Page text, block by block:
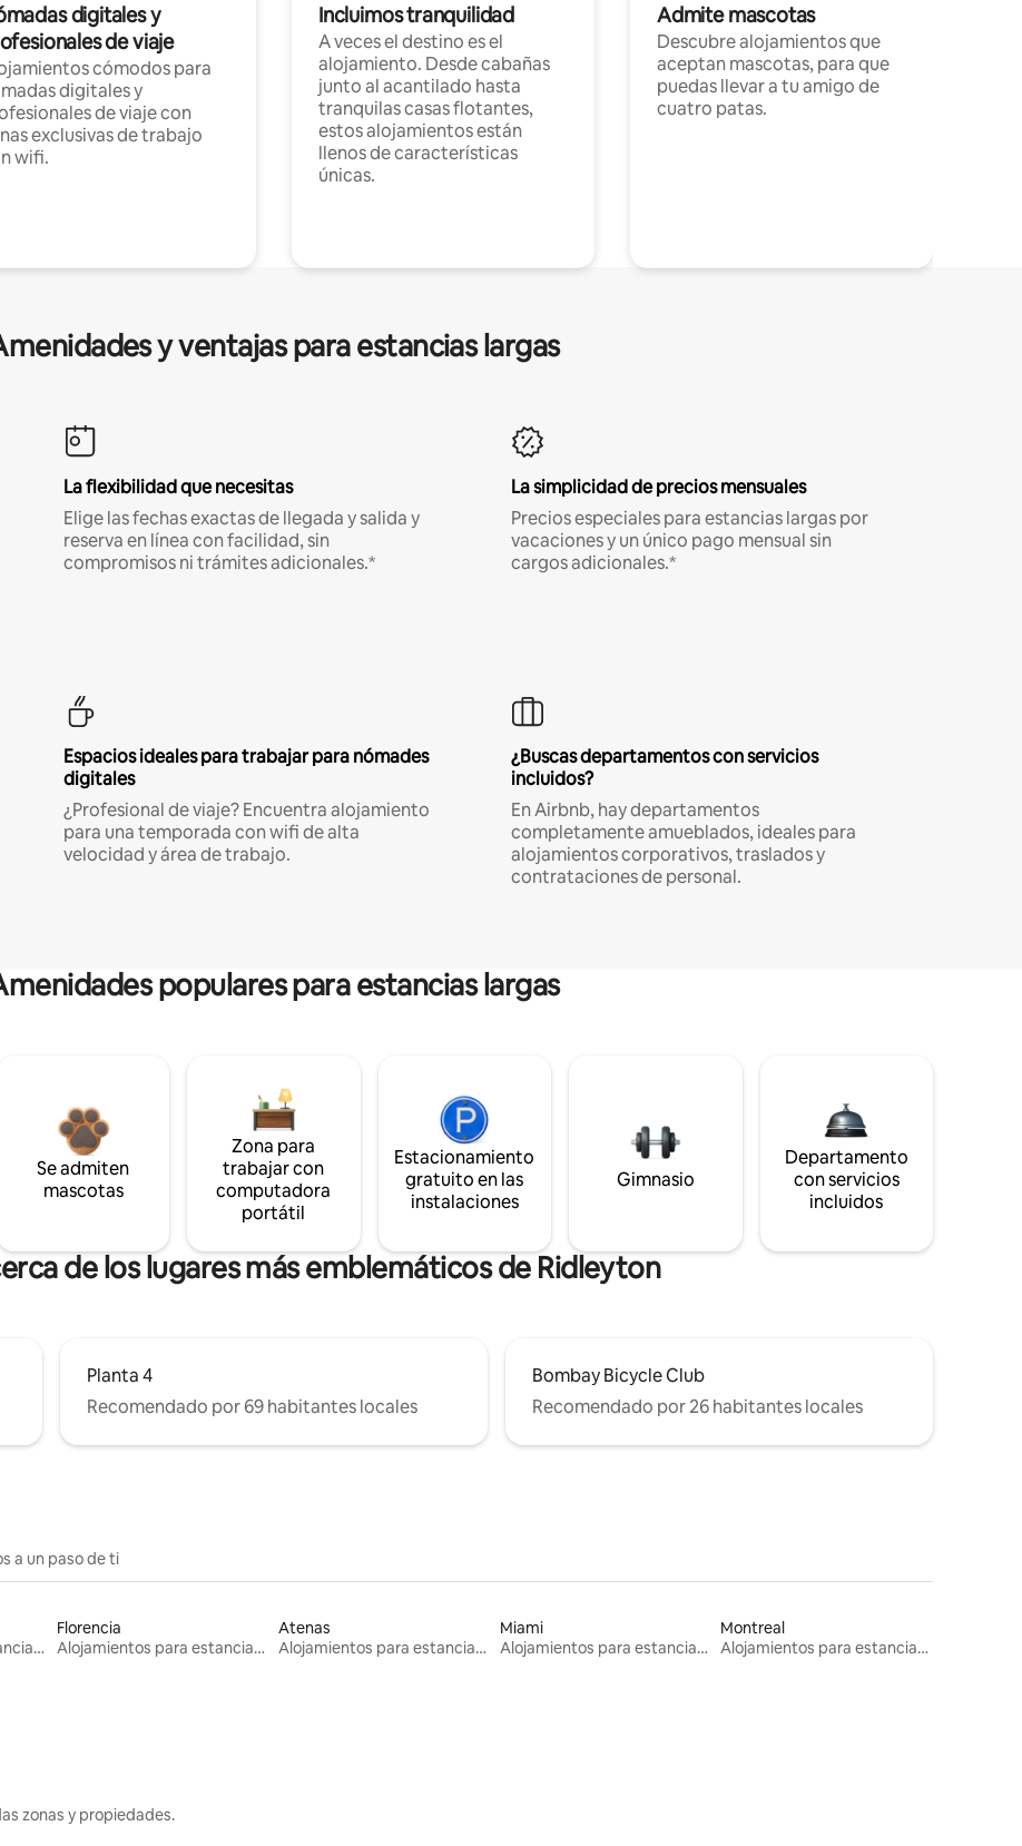
digitales y
de viaje
cómodos para
digitales y
de viaje con
exclusivas de trabajo
wifi.
Incluimos tranquilidad
A veces el destino es el
alojamiento. Desde cabañas
junto al acantilado hasta
tranquilas casas flotantes,
estos alojamientos están
llenos de características
únicas.
Admite mascotas
Descubre alojamientos que
aceptan mascotas, para que
puedas llevar a tu amigo de
cuatro patas.
y ventajas para estancias largas
La flexibilidad que necesitas
Elige las fechas exactas de llegada y salida y
reserva en línea con facilidad, sin
compromisos ni trámites adicionales.*
La simplicidad de precios mensuales
Precios especiales para estancias largas por
vacaciones y un único pago mensual sin
cargos adicionales.*
Espacios ideales para trabajar para nómades
digitales
¿Profesional de viaje? Encuentra alojamiento
para una temporada con wifi de alta
velocidad y área de trabajo.
¿Buscas departamentos con servicios
incluidos?
En Airbnb, hay departamentos
completamente amueblados, ideales para
alojamientos corporativos, traslados y
contrataciones de personal.
populares para estancias largas
Se admiten
mascotas
Zona para
trabajar con
computadora
portátil
Estacionamiento
gratuito en las
instalaciones
Gimnasio
Departamento
con servicios
incluidos
de los lugares más emblemáticos de Ridleyton
Planta 4
Recomendado por 69 habitantes locales
Bombay Bicycle Club
Recomendado por 26 habitantes locales
a un paso de ti
Alojamientos para estancias largas
Florencia
Alojamientos para estancias largas
Atenas
Alojamientos para estancias largas
Miami
Alojamientos para estancias largas
Montreal
Alojamientos para estancias largas
zonas y propiedades.